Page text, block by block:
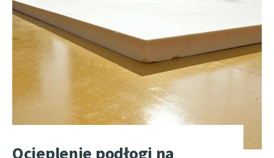
Ocieplenie podłogi na